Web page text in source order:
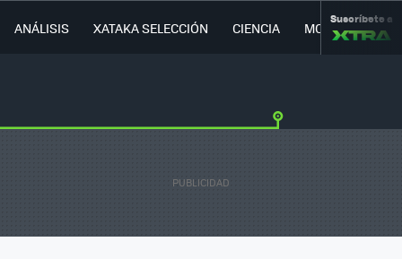
ANÁLISIS XATAKA SELECCIÓN CIENCIA MOVILIDAD
Suscríbete a